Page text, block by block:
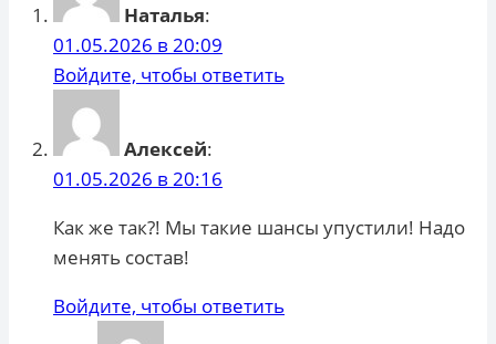
Наталья:
01.05.2026 в 20:09
Войдите, чтобы ответить
Алексей:
01.05.2026 в 20:16
Как же так?! Мы такие шансы упустили! Надо
менять состав!
Войдите, чтобы ответить